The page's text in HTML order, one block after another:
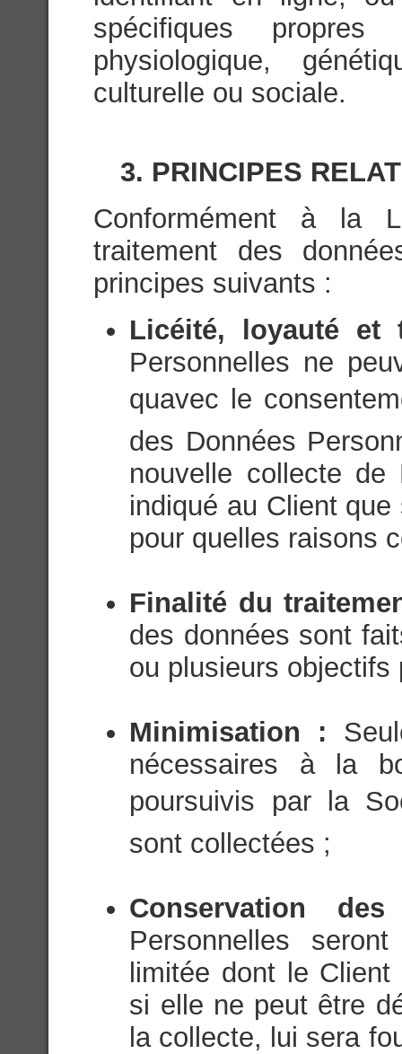
spécifiques
physiologique,
culturelle ou sociale.
3. PRINCIPES
Conformément à la
traitement des
principes suivants :
Licéité, loyauté et
Personnelles ne
quavec le
des Données
nouvelle collecte de
indiqué au Client
pour quelles raisons
Finalité du
des données sont
ou plusieurs objectifs
Minimisation :
nécessaires à la
poursuivis par la
sont collectées ;
Conservation
Personnelles
limitée dont le
si elle ne peut être
la collecte, lui sera